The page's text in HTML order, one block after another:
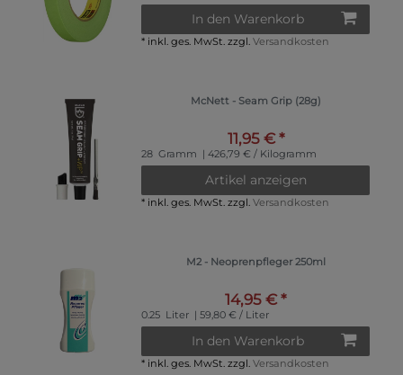
In den Warenkorb
* inkl. ges. MwSt. zzgl.Versandkosten
McNett - Seam Grip (28g)
11,95 € *
28 Gramm | 426,79 € / Kilogramm
Artikel anzeigen
* inkl. ges. MwSt. zzgl.Versandkosten
M2 - Neoprenpfleger 250ml
14,95 € *
0.25 Liter | 59,80 € / Liter
In den Warenkorb
* inkl. ges. MwSt. zzgl.Versandkosten